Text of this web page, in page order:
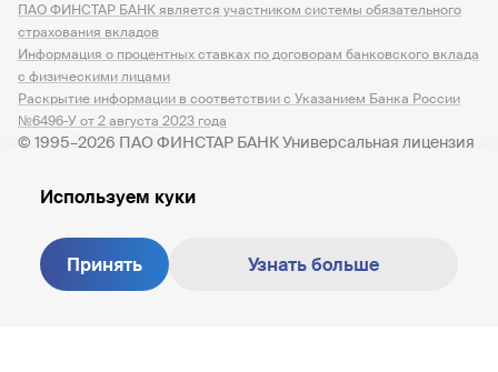
© 1995–2026 ПАО ФИНСТАР БАНК Универсальная лицензия
ПАО ФИНСТАР БАНК является участником системы обязательного
страхования вкладов
Информация о процентных ставках по договорам банковского вклада
с физическими лицами
Раскрытие информации в соответствии с Указанием Банка России
№6496-У от 2 августа 2023 года
Создание сайта — M18
Используем куки
Принять Узнать больше